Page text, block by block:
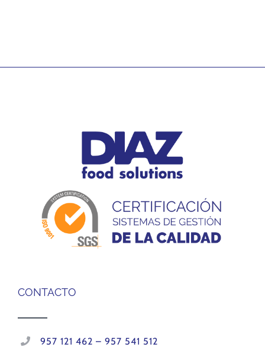
CONTACTO
957 121 462 – 957 541 512